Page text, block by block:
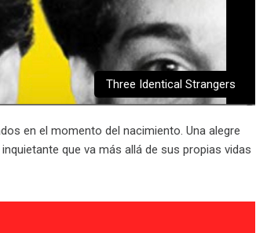
Three Identical Strangers
en el momento del nacimiento. Una alegre
que va más allá de sus propias vidas